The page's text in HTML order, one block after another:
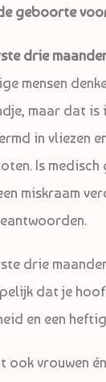
geboorte
drie
mensen
maar dat is
in vliezen
Is medisch
miskraam
drie
dat je
en een
ook vrouwen